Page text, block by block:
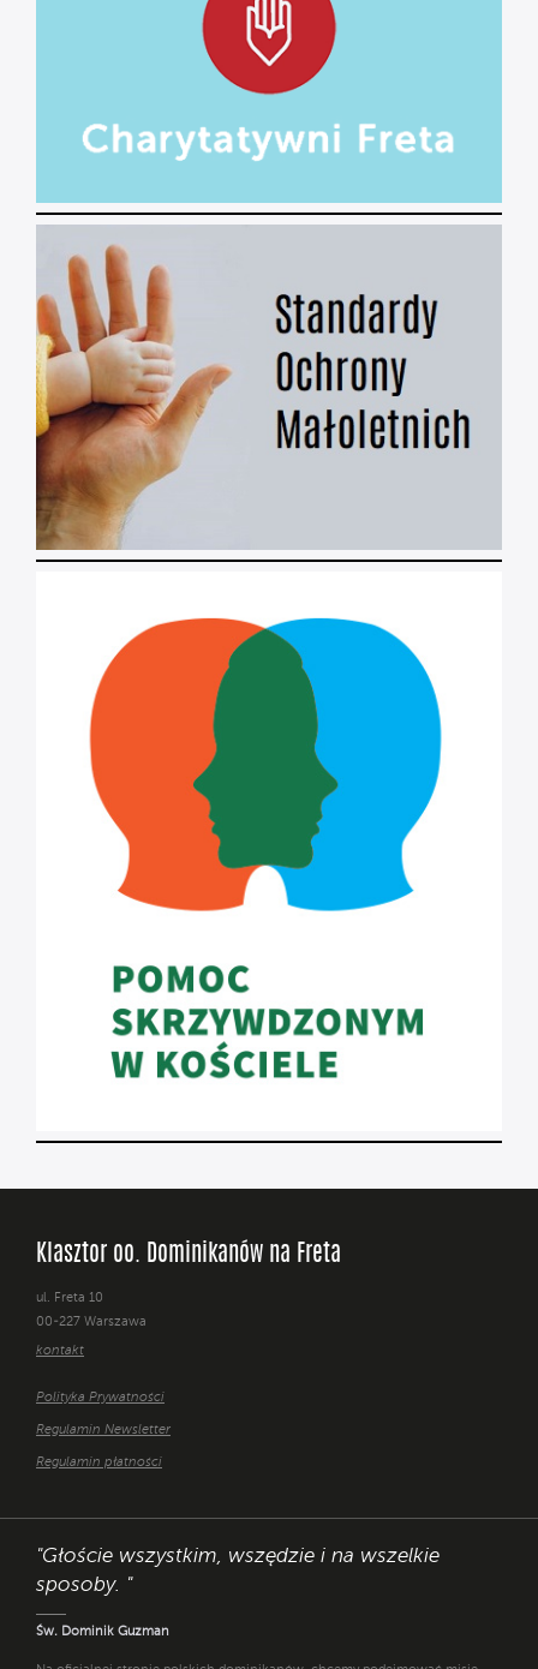
Klasztor oo. Dominikanów na Freta
ul. Freta 10
00-227 Warszawa
kontakt
Polityka Prywatności
Regulamin Newsletter
Regulamin płatności
"Głoście wszystkim, wszędzie i na wszelkie
sposoby. "
Św. Dominik Guzman